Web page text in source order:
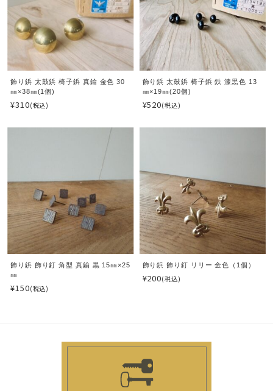
飾り鋲 太鼓鋲 椅子鋲 真鍮 金色 30
㎜×38㎜(1個)
¥310(税込)
飾り鋲 太鼓鋲 椅子鋲 鉄 漆黒色 13
㎜×19㎜(20個)
¥520(税込)
飾り鋲 飾り釘 角型 真鍮 黒 15㎜×25
㎜
¥150(税込)
飾り鋲 飾り釘 リリー 金色（1個）
¥200(税込)